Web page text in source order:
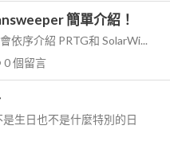
簡單介紹！
依序介紹 PRTG和 SolarWi...
0個留言
生日也不是什麼特別的日